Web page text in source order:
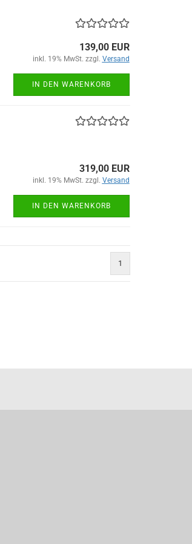
139,00 EUR
inkl. 19% MwSt. zzgl. Versand
IN DEN WARENKORB
319,00 EUR
inkl. 19% MwSt. zzgl. Versand
IN DEN WARENKORB
1